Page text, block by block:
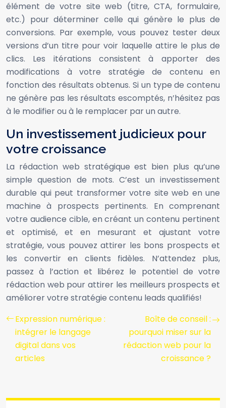
élément de votre site web (titre, CTA, formulaire,
etc.) pour déterminer celle qui génère le plus de
conversions. Par exemple, vous pouvez tester deux
versions d’un titre pour voir laquelle attire le plus de
clics. Les itérations consistent à apporter des
modifications à votre stratégie de contenu en
fonction des résultats obtenus. Si un type de contenu
ne génère pas les résultats escomptés, n’hésitez pas
à le modifier ou à le remplacer par un autre.
Un investissement judicieux pour
votre croissance
La rédaction web stratégique est bien plus qu’une
simple question de mots. C’est un investissement
durable qui peut transformer votre site web en une
machine à prospects pertinents. En comprenant
votre audience cible, en créant un contenu pertinent
et optimisé, et en mesurant et ajustant votre
stratégie, vous pouvez attirer les bons prospects et
les convertir en clients fidèles. N’attendez plus,
passez à l’action et libérez le potentiel de votre
rédaction web pour attirer les meilleurs prospects et
améliorer votre stratégie contenu leads qualifiés!
Expression numérique :
intégrer le langage
digital dans vos
articles
Boîte de conseil :
pourquoi miser sur la
rédaction web pour la
croissance ?